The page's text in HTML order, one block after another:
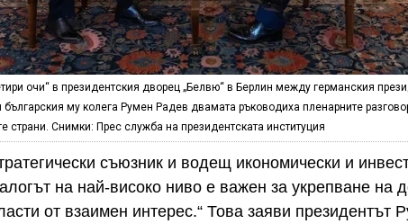
очи“ в президентския дворец „Белвю“ в Берлин между германския
му колега Румен Радев двамата ръководиха пленарните
страни. Снимки: Прес служба на президентската институция
съюзник и водещ икономически и
на най-високо ниво е важен за укрепване на
от взаимен интерес.“ Това заяви президентът